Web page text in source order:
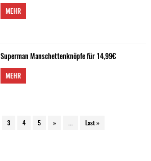
MEHR
Superman Manschettenknöpfe für 14,99€
MEHR
3 4 5 » Last »